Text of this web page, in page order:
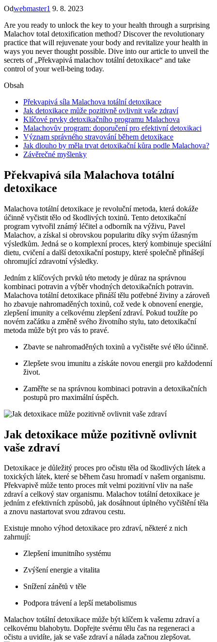
Odwebmaster1 9. 8. 2023
Are you ready to unlock the key to your health through a surprising
Malachov total detoxification method? Discover the revolutionary
practice that will rejuvenate your body and revitalize your health in
ways you never thought possible. Dive into our article to unveil the
secrets of „Překvapivá malachov totální detoxikace“ and take
control of your well-being today.
Obsah
Překvapivá síla Malachova totální detoxikace
Jak detoxikace může pozitivně ovlivnit vaše zdraví
Klíčové prvky detoxikačního programu Malachova
Malachovův program: doporučení pro efektivní detoxikaci
Význam správného stravování během detoxikace
Jak dlouho by měla trvat detoxikační kůra podle Malachova?
Závěrečné myšlenky
Překvapivá síla Malachova totální
detoxikace
Malachova totální detoxikace je revoluční metoda, která dokáže
účinně vyčistit tělo od škodlivých toxinů. Tento detoxikační
program vytvořil známý léčitel a odborník na výživu, Pavel
Malachov, a získal si obrovskou popularitu díky svým úžasným
výsledkům. Jedná se o komplexní proces, který kombinuje speciální
dietu, cvičení a další detoxikační postupy, které společně přinášejí
ohromující zdravotní výsledky.
Jedním z klíčových prvků této metody je důraz na správnou
kombinaci potravin a výběr vhodných detoxikačních potravin.
Malachova totální detoxikace přináší tělu potřebné živiny a zároveň
ho zbavuje nahromaděných toxinů, což vede k obnovení energie,
zlepšení imunity a celkovému zlepšení zdraví. Pokud toužíte po
novém začátku a změně svého životního stylu, tato detoxikační
metoda může být pro vás to pravé.
Zbavte se nahromaděných toxinů a vyčistěte své tělo účinně.
Zlepšete svou imunitu a získáte novou energii pro každodenní
život.
Zaměřte se na správnou kombinaci potravin a detoxikačních
postupů pro maximální úspěch.
Jak detoxikace může pozitivně ovlivnit
vaše zdraví
Detoxikace je důležitý proces pro očistu těla od škodlivých látek a
toxických látek, které se během času hromadí v našem organismu.
Překvapivě může tento proces mít velmi pozitivní vliv na naše
zdraví a celkový stav organismu. Malachov totální detoxikace je
jedním z efektivních způsobů, jak dosáhnout úplného vyčištění těla
a znovu nastartovat svou zdravou cestu.
Existuje mnoho výhod detoxikace pro zdraví, některé z nich
zahrnují:
Zlepšení imunitního systému
Zvýšení energie a vitalita
Snížení zánětů v těle
Podpora trávení a lepší metabolismus
Malachov totální detoxikace může být klíčem k vašemu zdraví a
celkovému blahobytu. Dopřejte svému tělu čas na regeneraci a
očistu a uvidíte, jak se vaše zdraví a nálada začnou zlepšovat.